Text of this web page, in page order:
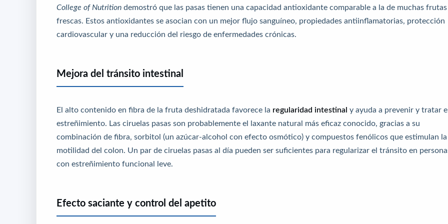
College of Nutrition demostró que las pasas tienen una capacidad antioxidante comparable a la de muchas frutas
frescas. Estos antioxidantes se asocian con un mejor flujo sanguíneo, propiedades antiinflamatorias, protección
cardiovascular y una reducción del riesgo de enfermedades crónicas.
Mejora del tránsito intestinal
El alto contenido en fibra de la fruta deshidratada favorece la regularidad intestinal y ayuda a prevenir y tratar
estreñimiento. Las ciruelas pasas son probablemente el laxante natural más eficaz conocido, gracias a su
combinación de fibra, sorbitol (un azúcar-alcohol con efecto osmótico) y compuestos fenólicos que estimulan la
motilidad del colon. Un par de ciruelas pasas al día pueden ser suficientes para regularizar el tránsito en
con estreñimiento funcional leve.
Efecto saciante y control del apetito